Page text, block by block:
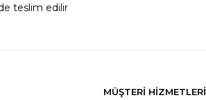
teslim edilir
MÜŞTERİ HİZMETLERİ